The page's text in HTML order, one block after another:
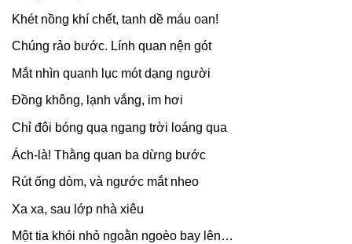
Khét nồng khí chết, tanh dề máu oan!
Chúng rảo bước. Lính quan nện gót
Mắt nhìn quanh lục mót dạng người
Đồng không, lạnh vắng, im hơi
Chỉ đôi bóng quạ ngang trời loáng qua
Ách-là! Thằng quan ba dừng bước
Rút ống dòm, và ngước mắt nheo
Xa xa, sau lớp nhà xiêu
Một tia khói nhỏ ngoằn ngoèo bay lên…